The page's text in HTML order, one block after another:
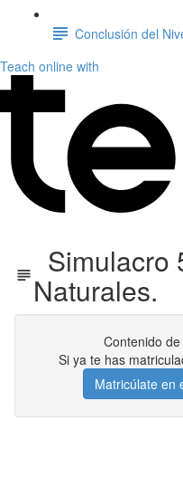
Conclusión del
Teach online with
Simulacro
Naturales.
Contenido
Si ya te has
Matricúlate en